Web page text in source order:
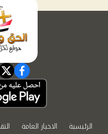
الرئيسية الاخبار العامة